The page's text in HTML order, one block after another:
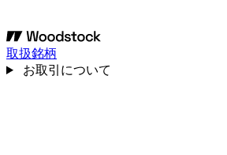
取扱銘柄
お取引について